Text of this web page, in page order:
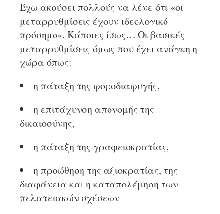
Έχω ακούσει πολλούς να λένε ότι «οι
μεταρρυθμίσεις έχουν ιδεολογικό
πρόσημο». Κάποιες ίσως… Οι βασικές
μεταρρυθμίσεις όμως που έχει ανάγκη η
χώρα όπως:
η πάταξη της φοροδιαφυγής,
η επιτάχυνση απονομής της
δικαιοσύνης,
η πάταξη της γραφειοκρατίας,
η προώθηση της αξιοκρατίας, της
διαφάνεια και η καταπολέμηση των
πελατειακών σχέσεων